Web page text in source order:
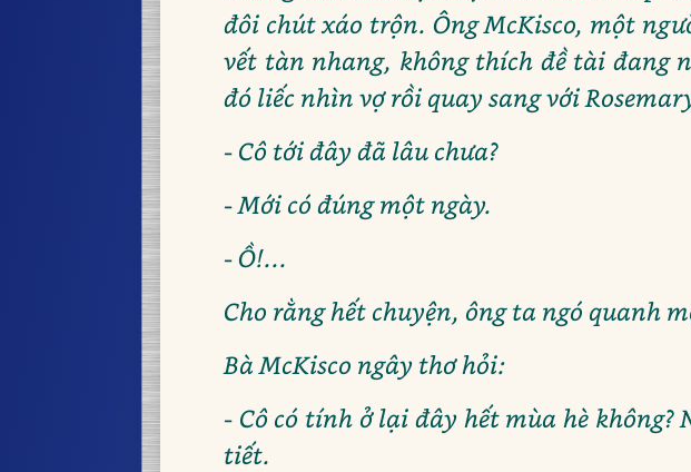
đôi chút xáo trộn. Ông McKisco, một
vết tàn nhang, không thích đề tài đang
đó liếc nhìn vợ rồi quay sang với
- Cô tới đây đã lâu chưa?
- Mới có đúng một ngày.
- Ồ!...
Cho rằng hết chuyện, ông ta ngó quanh
Bà McKisco ngây thơ hỏi:
- Cô có tính ở lại đây hết mùa hè không?
tiết.